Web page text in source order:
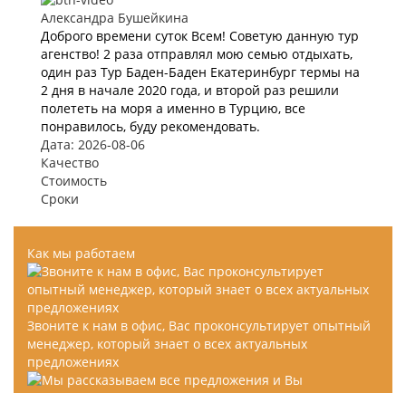
Александра Бушейкина
Доброго времени суток Всем! Советую данную тур
агенство! 2 раза отправлял мою семью отдыхать,
один раз Тур Баден-Баден Екатеринбург термы на
2 дня в начале 2020 года, и второй раз решили
полететь на моря а именно в Турцию, все
понравилось, буду рекомендовать.
Дата: 2026-08-06
Качество
Стоимость
Сроки
Как мы работаем
Звоните к нам в офис, Вас проконсультирует опытный
менеджер, который знает о всех актуальных
предложениях